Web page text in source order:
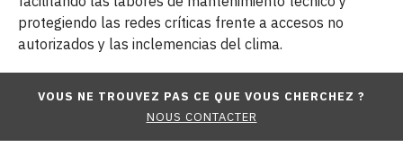
protegiendo las redes críticas frente a accesos no
autorizados y las inclemencias del clima.
VOUS NE TROUVEZ PAS CE QUE VOUS CHERCHEZ ?
NOUS CONTACTER